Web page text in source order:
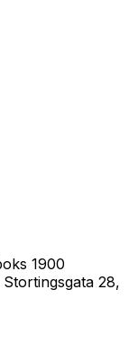
1900
28,